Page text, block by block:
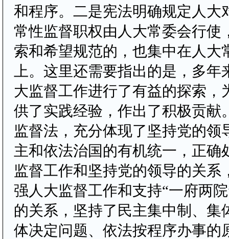
和程序。二是宪法明确规定人大
常性监督职权由人大常委会行使
索和希望规范的，也集中在人大
上。这里还需要指出的是，多
大监督工作进行了有益的探索，
供了实践经验，作出了积极贡献
监督法，充分体现了坚持党的领
主和依法治国的有机统一，正确
监督工作和坚持党的领导的关系
强人大监督工作和支持“一府两
的关系，坚持了民主集中制、集
体决定问题、依法按程序办事的